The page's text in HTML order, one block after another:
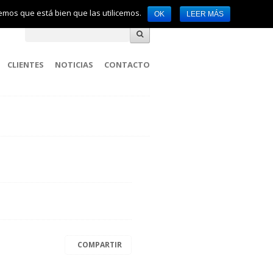
CLIENTES NOTICIAS CONTACTO
COMPARTIR
que está bien que las utilicemos. OK LEER MÁS